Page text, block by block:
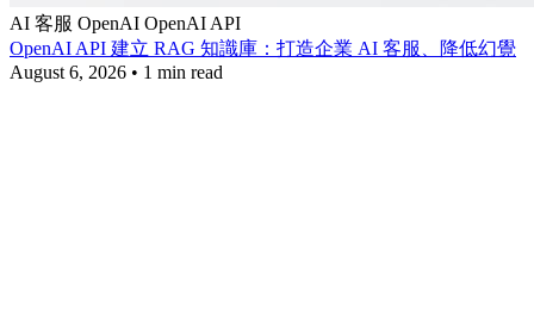
AI 客服 OpenAI OpenAI API
OpenAI API 建立 RAG 知識庫：打造企業 AI 客服、降低幻覺
August 6, 2026 • 1 min read